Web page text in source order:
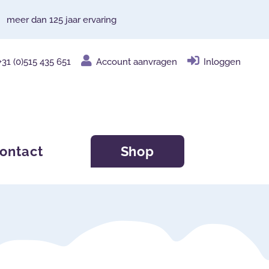
meer dan 125 jaar ervaring
(0)515 435 651 Account aanvragen Inloggen
Shop